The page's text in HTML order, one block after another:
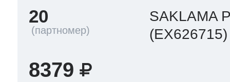
20
SAKLAMA
(EX626715)
8379